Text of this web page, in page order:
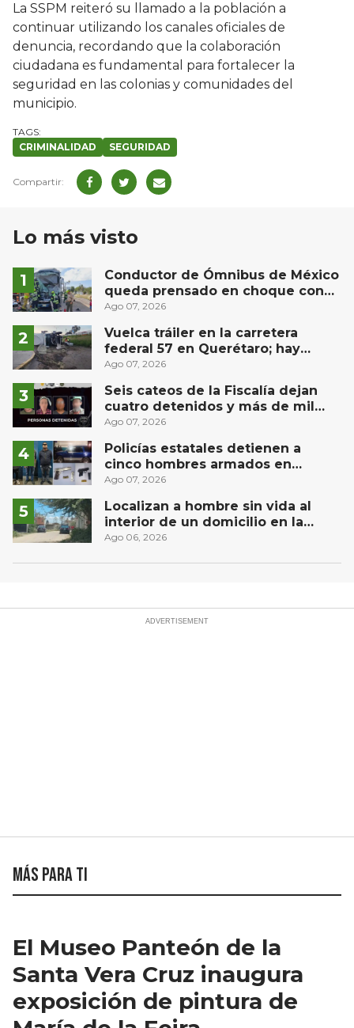
La SSPM reiteró su llamado a la población a
continuar utilizando los canales oficiales de
denuncia, recordando que la colaboración
ciudadana es fundamental para fortalecer la
seguridad en las colonias y comunidades del
municipio.
CRIMINALIDAD SEGURIDAD
Lo más visto
Conductor de Ómnibus de México
queda prensado en choque con
materialista en San Juan del Río
Ago 07, 2026
Vuelca tráiler en la carretera
federal 57 en Querétaro; hay
derrame de combustible
Ago 07, 2026
Seis cateos de la Fiscalía dejan
cuatro detenidos y más de mil
dosis aseguradas en Querétaro
Ago 07, 2026
Policías estatales detienen a
cinco hombres armados en
Puebla capital
Ago 07, 2026
Localizan a hombre sin vida al
interior de un domicilio en la
comunidad El Rodeo, San Juan del
Ago 06, 2026
Más para ti
El Museo Panteón de la
Santa Vera Cruz inaugura
exposición de pintura de